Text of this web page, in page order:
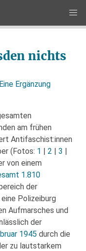
nichts
Eine Ergänzung
am frühen
Antifaschist:innen
(Fotos: 1 | 2 | 3 |
von einem
1.810
der
Polizeiburg
Aufmarsches und
der
1945 durch die
zu lautstarkem